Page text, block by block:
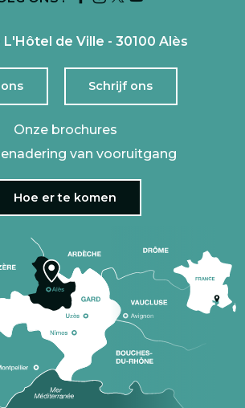
L'Hôtel de Ville - 30100 Alès
Schrijf ons
Onze brochures
van vooruitgang
Hoe er te komen